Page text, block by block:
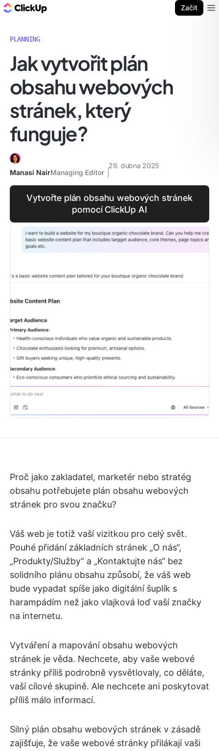
Začít
PLANNING
Jak vytvořit plán
obsahu webových
stránek, který
funguje?
Manasi NairManaging Editor
29. dubna 2025
Vytvořte plán obsahu webových stránek
pomocí ClickUp AI
Proč jako zakladatel, marketér nebo stratég
obsahu potřebujete plán obsahu webových
stránek pro svou značku?
Váš web je totiž vaší vizitkou pro celý svět.
Pouhé přidání základních stránek „O nás“,
„Produkty/Služby“ a „Kontaktujte nás“ bez
solidního plánu obsahu způsobí, že váš web
bude vypadat spíše jako digitální šuplík s
harampádím než jako vlajková loď vaší značky
na internetu.
Vytváření a mapování obsahu webových
stránek je věda. Nechcete, aby vaše webové
stránky příliš podrobně vysvětlovaly, co děláte,
vaší cílové skupině. Ale nechcete ani poskytovat
příliš málo informací.
Silný plán obsahu webových stránek v zásadě
zajišťuje, že vaše webové stránky přilákají vaši